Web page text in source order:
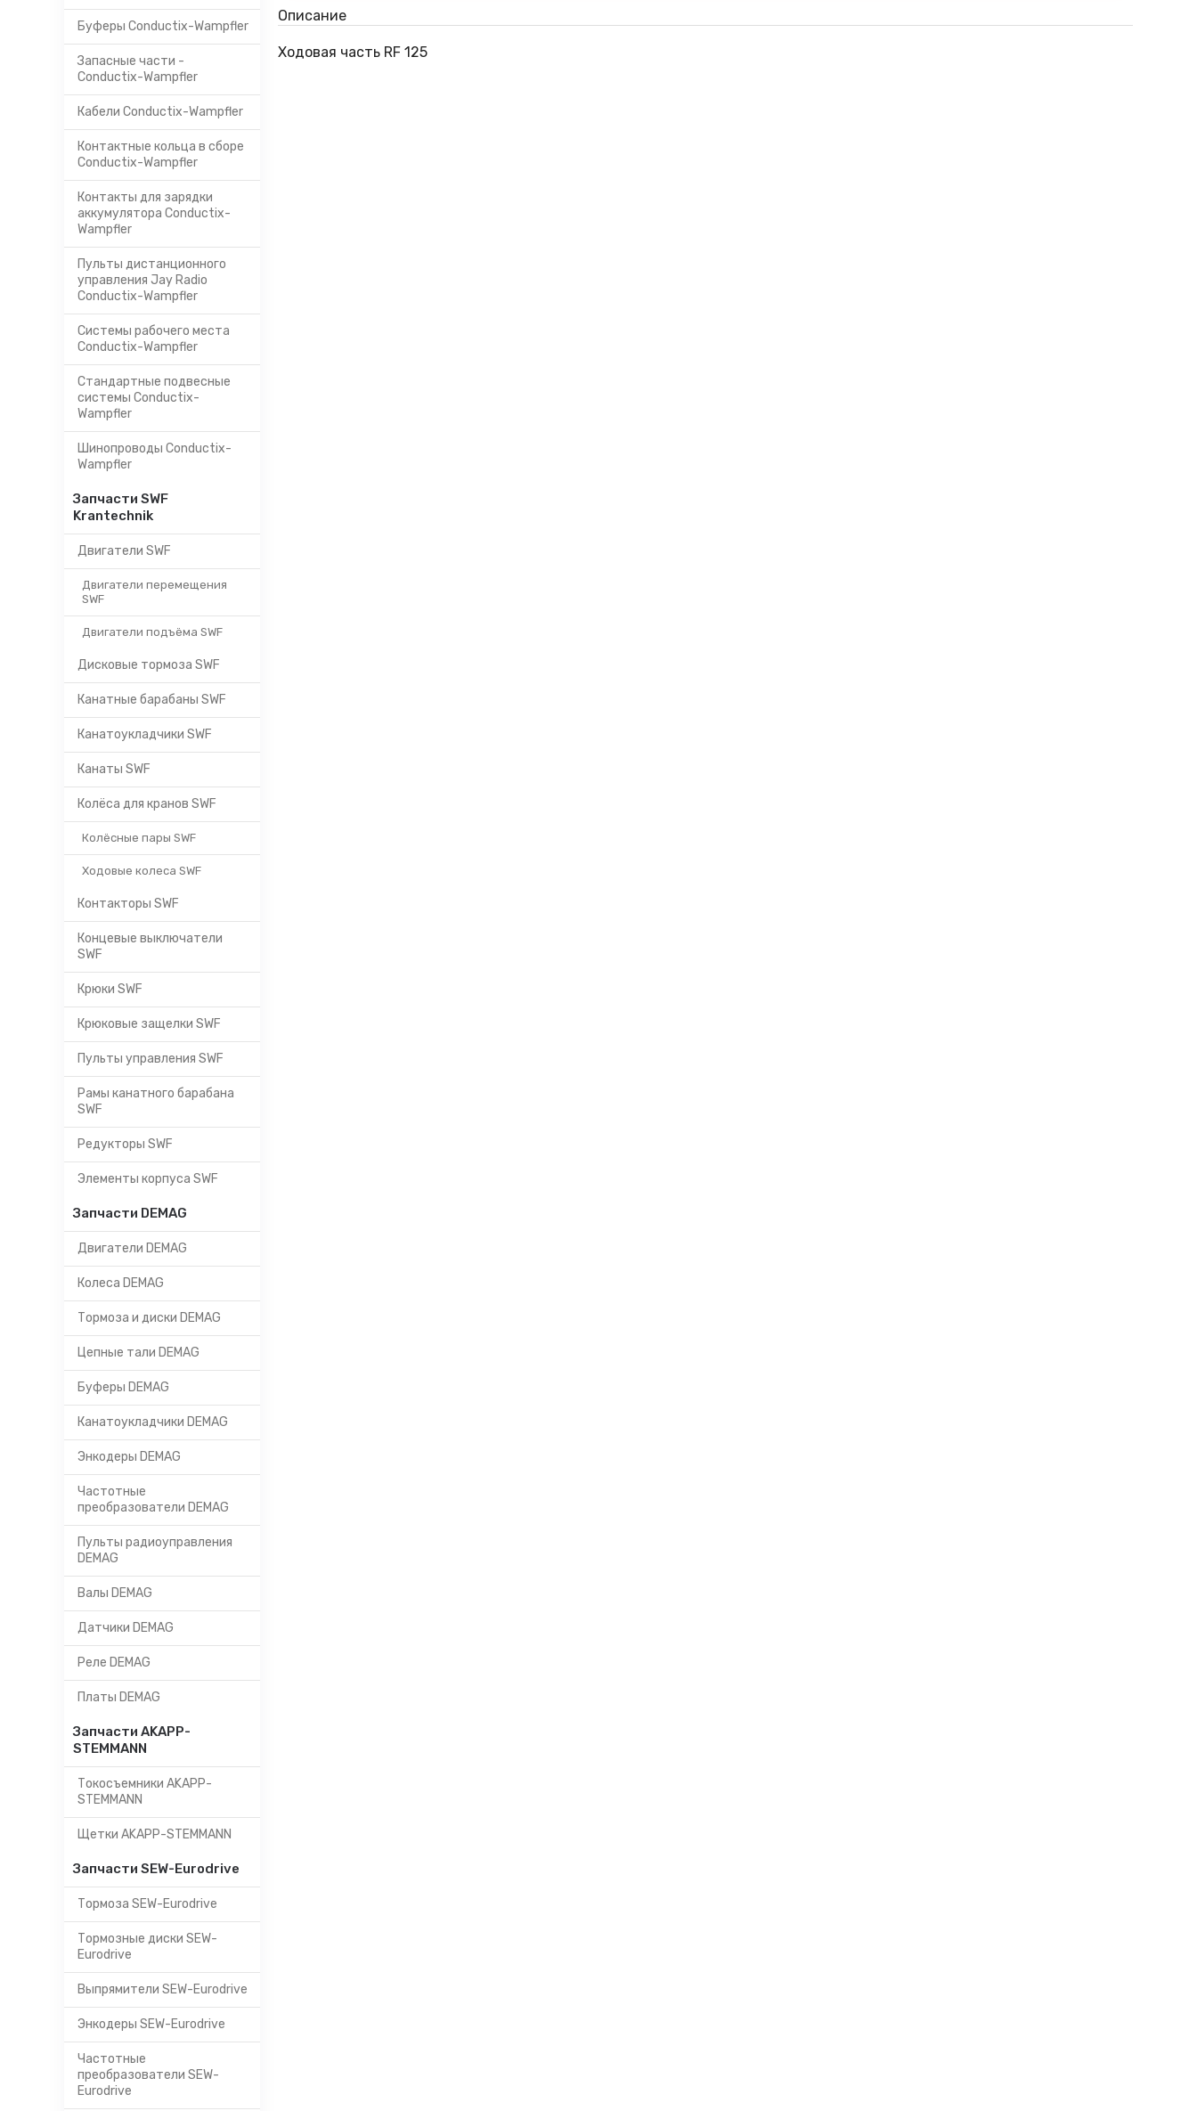
Буферы Conductix-Wampfler
Запасные части -
Conductix-Wampfler
Кабели Conductix-Wampfler
Контактные кольца в сборе
Conductix-Wampfler
Контакты для зарядки
аккумулятора Conductix-
Wampfler
Пульты дистанционного
управления Jay Radio
Conductix-Wampfler
Системы рабочего места
Conductix-Wampfler
Стандартные подвесные
системы Conductix-
Wampfler
Шинопроводы Conductix-
Wampfler
Запчасти SWF
Krantechnik
Двигатели SWF
Двигатели перемещения
SWF
Двигатели подъёма SWF
Дисковые тормоза SWF
Канатные барабаны SWF
Канатоукладчики SWF
Канаты SWF
Колёса для кранов SWF
Колёсные пары SWF
Ходовые колеса SWF
Контакторы SWF
Концевые выключатели
SWF
Крюки SWF
Крюковые защелки SWF
Пульты управления SWF
Рамы канатного барабана
SWF
Редукторы SWF
Элементы корпуса SWF
Запчасти DEMAG
Двигатели DEMAG
Колеса DEMAG
Тормоза и диски DEMAG
Цепные тали DEMAG
Буферы DEMAG
Канатоукладчики DEMAG
Энкодеры DEMAG
Частотные
преобразователи DEMAG
Пульты радиоуправления
DEMAG
Валы DEMAG
Датчики DEMAG
Реле DEMAG
Платы DEMAG
Запчасти AKAPP-
STEMMANN
Токосъемники AKAPP-
STEMMANN
Щетки AKAPP-STEMMANN
Запчасти SEW-Eurodrive
Тормоза SEW-Eurodrive
Тормозные диски SEW-
Eurodrive
Выпрямители SEW-Eurodrive
Энкодеры SEW-Eurodrive
Частотные
преобразователи SEW-
Eurodrive
Описание
Ходовая часть RF 125